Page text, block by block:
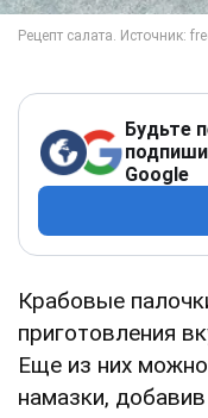
Будьте
Google
Крабовые
приготовления
Еще из них
намазки,